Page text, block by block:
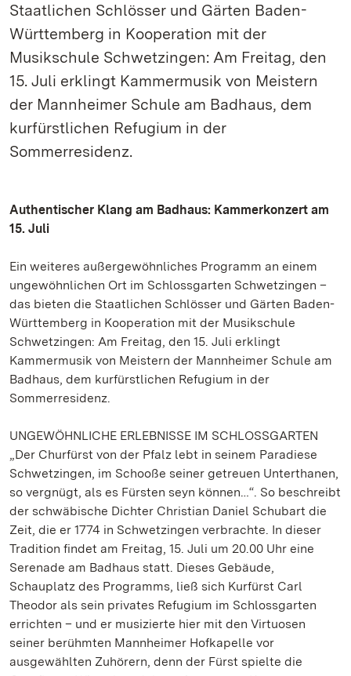
Staatlichen Schlösser und Gärten Baden-
Württemberg in Kooperation mit der
Musikschule Schwetzingen: Am Freitag, den
15. Juli erklingt Kammermusik von Meistern
der Mannheimer Schule am Badhaus, dem
kurfürstlichen Refugium in der
Sommerresidenz.
Authentischer Klang am Badhaus: Kammerkonzert am
15. Juli
Ein weiteres außergewöhnliches Programm an einem
ungewöhnlichen Ort im Schlossgarten Schwetzingen –
das bieten die Staatlichen Schlösser und Gärten Baden-
Württemberg in Kooperation mit der Musikschule
Schwetzingen: Am Freitag, den 15. Juli erklingt
Kammermusik von Meistern der Mannheimer Schule am
Badhaus, dem kurfürstlichen Refugium in der
Sommerresidenz.
UNGEWÖHNLICHE ERLEBNISSE IM SCHLOSSGARTEN
„Der Churfürst von der Pfalz lebt in seinem Paradiese
Schwetzingen, im Schooße seiner getreuen Unterthanen,
so vergnügt, als es Fürsten seyn können…“. So beschreibt
der schwäbische Dichter Christian Daniel Schubart die
Zeit, die er 1774 in Schwetzingen verbrachte. In dieser
Tradition findet am Freitag, 15. Juli um 20.00 Uhr eine
Serenade am Badhaus statt. Dieses Gebäude,
Schauplatz des Programms, ließ sich Kurfürst Carl
Theodor als sein privates Refugium im Schlossgarten
errichten – und er musizierte hier mit den Virtuosen
seiner berühmten Mannheimer Hofkapelle vor
ausgewählten Zuhörern, denn der Fürst spielte die